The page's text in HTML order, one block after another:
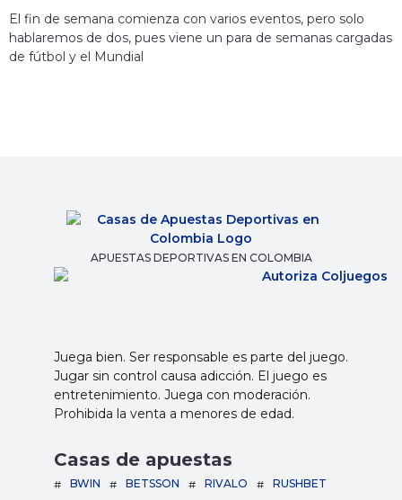
El fin de semana comienza con varios eventos, pero solo
hablaremos de dos, pues viene un para de semanas cargadas
de fútbol y el Mundial
APUESTAS DEPORTIVAS EN COLOMBIA
Juega bien. Ser responsable es parte del juego.
Jugar sin control causa adicción. El juego es
entretenimiento. Juega con moderación.
Prohibida la venta a menores de edad.
Casas de apuestas
BWIN BETSSON RIVALO RUSHBET